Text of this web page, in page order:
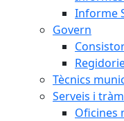
Informe
Govern
Tècnics
Serveis i
Oficines